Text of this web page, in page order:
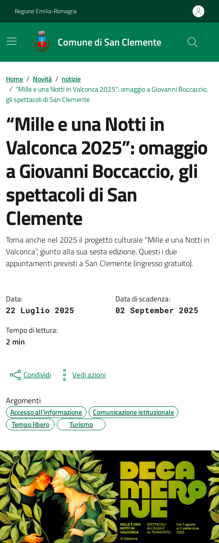
Regione Emilia-Romagna
Comune di San Clemente
Contenuti in evidenza
Home / Novità / notizie
/ “Mille e una Notti in Valconca 2025”: omaggio a Giovanni Boccaccio,
gli spettacoli di San Clemente
“Mille e una Notti in
Valconca 2025”: omaggio
a Giovanni Boccaccio, gli
spettacoli di San
Clemente
Dettagli della notizia
Torna anche nel 2025 il progetto culturale “Mille e una Notti in
Valconca”, giunto alla sua sesta edizione. Questi i due
appuntamenti previsti a San Clemente (ingresso gratuito).
Data:
22 Luglio 2025
Data di scadenza:
02 September 2025
Tempo di lettura:
2 min
Condividi Vedi azioni
Argomenti
Accesso all'informazione
Comunicazione istituzionale
Tempo libero
Turismo